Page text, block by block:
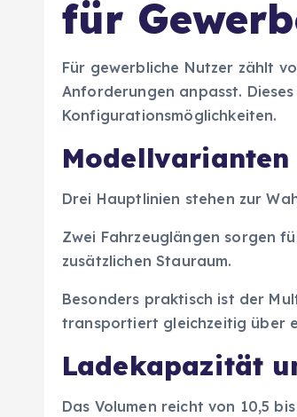
für
Für gewerbliche Nutzer zählt
Anforderungen anpasst.
Konfigurationsmöglichkeiten.
Drei Hauptlinien stehen zur
Zwei Fahrzeuglängen sorgen
zusätzlichen Stauraum.
Besonders praktisch ist der
transportiert gleichzeitig über
Ladekapazität
Das Volumen reicht von 10,5